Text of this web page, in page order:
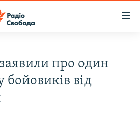
РОКІВ
про один
бойовиків від